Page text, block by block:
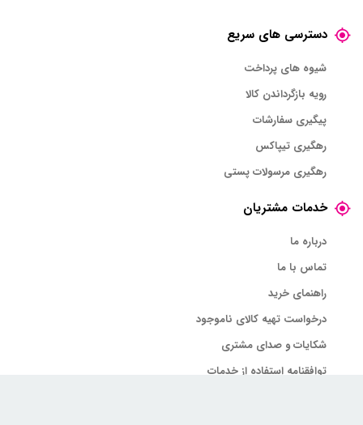
دسترسی های سریع
شیوه های پرداخت
رویه بازگرداندن کالا
پیگیری سفارشات
رهگیری تیپاکس
رهگیری مرسولات پستی
خدمات مشتریان
درباره ما
تماس با ما
راهنمای خرید
درخواست تهیه کالای ناموجود
شکایات و صدای مشتری
توافقنامه استفاده از خدمات